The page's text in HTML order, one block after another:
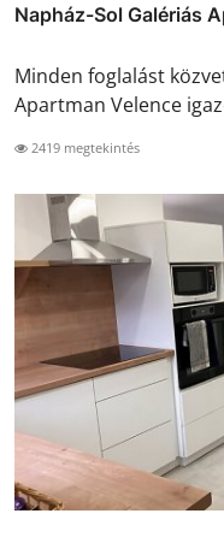
Napház-Sol Galériás
Minden foglalást
Apartman Velence
2419 megtekintés